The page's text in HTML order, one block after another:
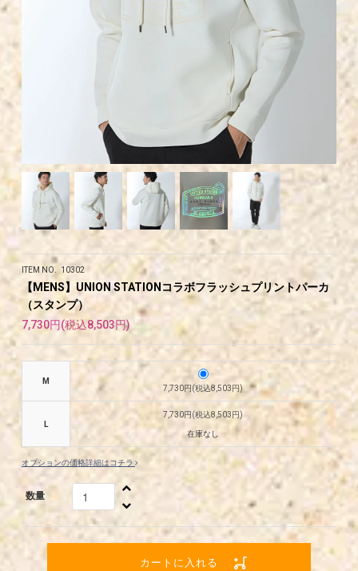
ITEM NO. 10302
【MENS】UNION STATIONコラボフラッシュプリントパーカ
（スタンプ）
7,730円(税込8,503円)
M
7,730円(税込8,503円)
L
7,730円(税込8,503円)
在庫なし
オプションの価格詳細はコチラ
数量
カートに入れる